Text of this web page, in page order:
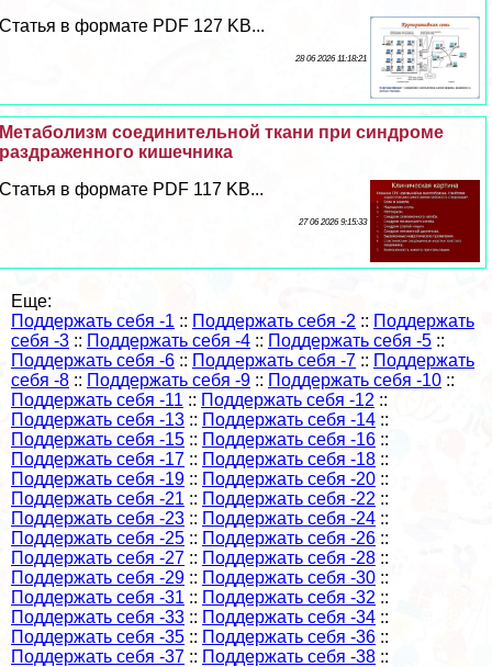
Статья в формате PDF 127 KB...
28 06 2026 11:18:21
Метаболизм соединительной ткани при синдроме
раздраженного кишечника
Статья в формате PDF 117 KB...
27 06 2026 9:15:33
Еще:
Поддержать себя -1 :: Поддержать себя -2 :: Поддержать
себя -3 :: Поддержать себя -4 :: Поддержать себя -5 ::
Поддержать себя -6 :: Поддержать себя -7 :: Поддержать
себя -8 :: Поддержать себя -9 :: Поддержать себя -10 ::
Поддержать себя -11 :: Поддержать себя -12 ::
Поддержать себя -13 :: Поддержать себя -14 ::
Поддержать себя -15 :: Поддержать себя -16 ::
Поддержать себя -17 :: Поддержать себя -18 ::
Поддержать себя -19 :: Поддержать себя -20 ::
Поддержать себя -21 :: Поддержать себя -22 ::
Поддержать себя -23 :: Поддержать себя -24 ::
Поддержать себя -25 :: Поддержать себя -26 ::
Поддержать себя -27 :: Поддержать себя -28 ::
Поддержать себя -29 :: Поддержать себя -30 ::
Поддержать себя -31 :: Поддержать себя -32 ::
Поддержать себя -33 :: Поддержать себя -34 ::
Поддержать себя -35 :: Поддержать себя -36 ::
Поддержать себя -37 :: Поддержать себя -38 ::